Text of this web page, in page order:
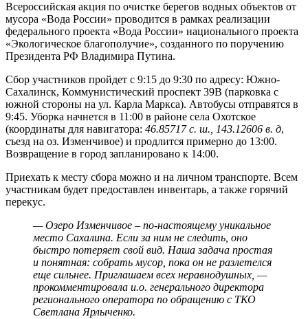
Всероссийская акция по очистке берегов водных объектов от
мусора «Вода России» проводится в рамках реализации
федерального проекта «Вода России» национального проекта
«Экологическое благополучие», созданного по поручению
Президента РФ Владимира Путина.
Сбор участников пройдет с 9:15 до 9:30 по адресу: Южно-
Сахалинск, Коммунистический проспект 39В (парковка с
южной стороны на ул. Карла Маркса). Автобусы отправятся в
9:45. Уборка начнется в 11:00 в районе села Охотское
(координаты для навигатора: 46.85717 с. ш., 143.12606 в. д,
съезд на оз. Изменчивое) и продлится примерно до 13:00.
Возвращение в город запланировано к 14:00.
Приехать к месту сбора можно и на личном транспорте. Всем
участникам будет предоставлен инвентарь, а также горячий
перекус.
— Озеро Изменчивое – по-настоящему уникальное
место Сахалина. Если за ним не следить, оно
быстро потеряет свой вид. Наша задача простая
и понятная: собрать мусор, пока он не разлетелся
еще сильнее. Приглашаем всех неравнодушных, —
прокомментировала и.о. генерального директора
регионального оператора по обращению с ТКО
Светлана Ярлыченко.